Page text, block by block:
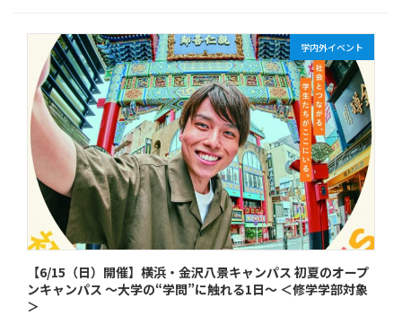
学内外イベント
【6/15（日）開催】横浜・金沢八景キャンパス 初夏のオープ
ンキャンパス ～大学の“学問”に触れる1日～ ＜修学学部対象
＞